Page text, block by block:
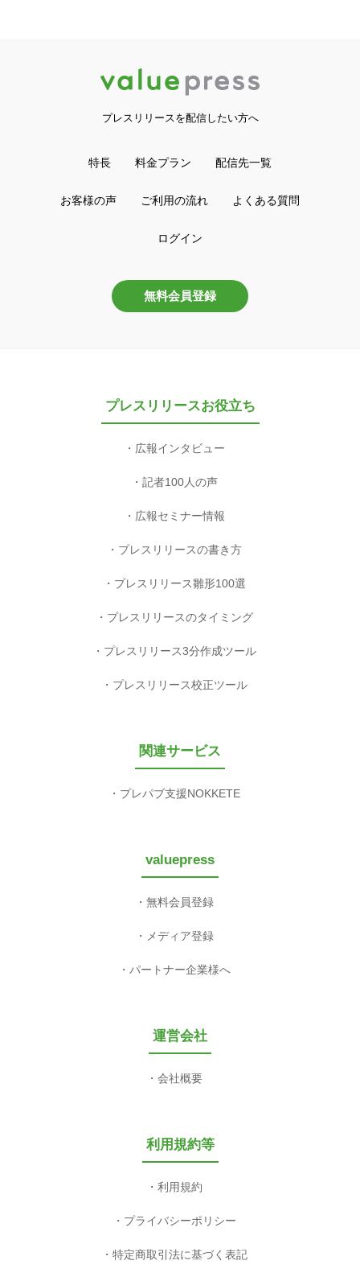
プレスリリースを配信したい方へ
特長 料金プラン 配信先一覧
お客様の声 ご利用の流れ よくある質問
ログイン
無料会員登録
プレスリリースお役立ち
広報インタビュー
記者100人の声
広報セミナー情報
プレスリリースの書き方
プレスリリース雛形100選
プレスリリースのタイミング
プレスリリース3分作成ツール
プレスリリース校正ツール
関連サービス
プレパブ支援NOKKETE
valuepress
無料会員登録
メディア登録
パートナー企業様へ
運営会社
会社概要
利用規約等
利用規約
プライバシーポリシー
特定商取引法に基づく表記